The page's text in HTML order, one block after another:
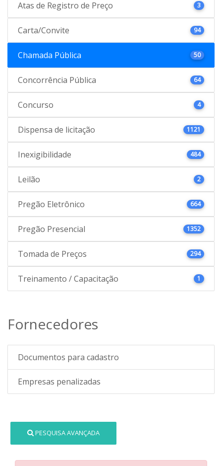
Atas de Registro de Preço 3
Carta/Convite 94
Chamada Pública 50
Concorrência Pública 64
Concurso 4
Dispensa de licitação 1121
Inexigibilidade 484
Leilão 2
Pregão Eletrônico 664
Pregão Presencial 1352
Tomada de Preços 294
Treinamento / Capacitação 1
Fornecedores
Documentos para cadastro
Empresas penalizadas
PESQUISA AVANÇADA